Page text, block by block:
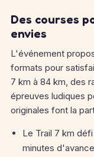
Des courses
envies
L'événement
formats pour
7 km à 84 km, des
épreuves ludiques
originales font la
Le Trail 7 km
minutes